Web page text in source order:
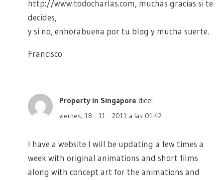
http://www.todocharlas.com, muchas gracias si te
decides,
y si no, enhorabuena por tu blog y mucha suerte.
Francisco
Property in Singapore dice:
viernes, 18 - 11 - 2011 a las 01:42
I have a website I will be updating a few times a
week with original animations and short films
along with concept art for the animations and